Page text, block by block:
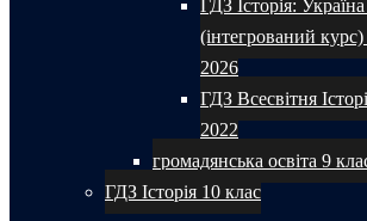
ГДЗ Історія: Україна
(інтегрований
2026
ГДЗ Всесвітня
2022
громадянська освіта 9
ГДЗ Історія 10 клас